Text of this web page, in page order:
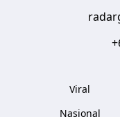
Viral
Nasional